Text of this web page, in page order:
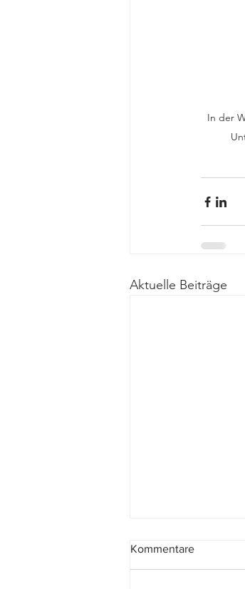
In der
Aktuelle Beiträge
Kommentare